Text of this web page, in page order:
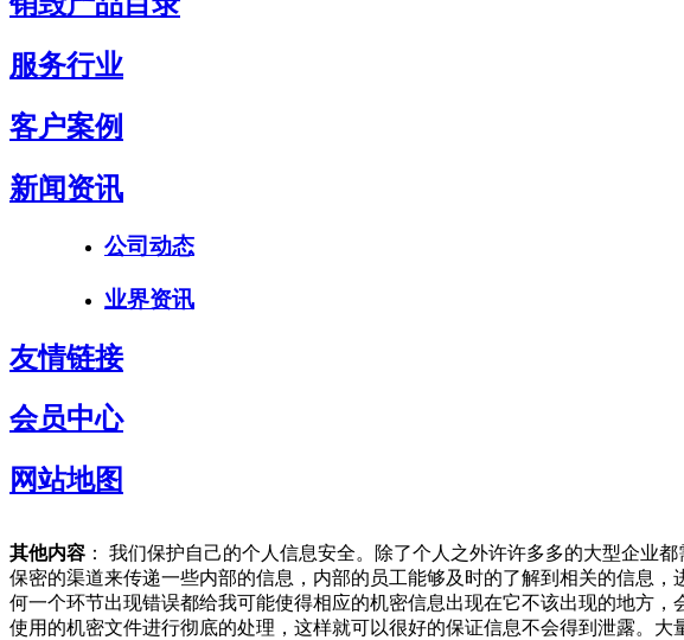
服务行业
客户案例
新闻资讯
公司动态
业界资讯
友情链接
会员中心
网站地图
其他内容 ： 我们保护自己的个人信息安全。除了个人之外许许多多的大型企业
保密的渠道来传递一些内部的信息，内部的员工能够及时的了解到相关的信息
何一个环节出现错误都给我可能使得相应的机密信息出现在它不该出现的地方
使用的机密文件进行彻底的处理，这样就可以很好的保证信息不会得到泄露。